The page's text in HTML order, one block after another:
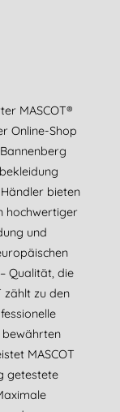
MASCOT®
Online-Shop
bieten
hochwertiger
und
Qualität, die
zählt zu den
MASCOT
getestete